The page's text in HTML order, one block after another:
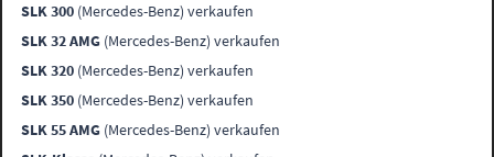
SLK 300 (Mercedes-Benz) verkaufen
SLK 32 AMG (Mercedes-Benz) verkaufen
SLK 320 (Mercedes-Benz) verkaufen
SLK 350 (Mercedes-Benz) verkaufen
SLK 55 AMG (Mercedes-Benz) verkaufen